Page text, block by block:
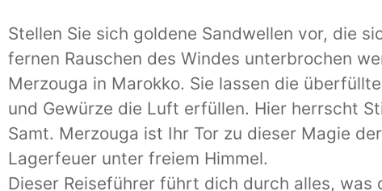
Stellen Sie sich goldene Sandwellen vor, die
fernen Rauschen des Windes unterbrochen
Merzouga in Marokko. Sie lassen die
und Gewürze die Luft erfüllen. Hier herrscht
Samt. Merzouga ist Ihr Tor zu dieser Magie
Lagerfeuer unter freiem Himmel.
Dieser Reiseführer führt dich durch alles,